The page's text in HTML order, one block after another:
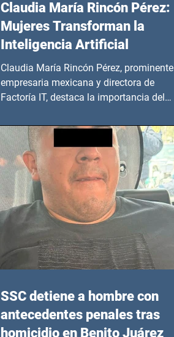
Claudia María Rincón Pérez:
Mujeres Transforman la
Inteligencia Artificial
Claudia María Rincón Pérez, prominente
empresaria mexicana y directora de
Factoría IT, destaca la importancia del
SSC detiene a hombre con
antecedentes penales tras
homicidio en Benito Juárez